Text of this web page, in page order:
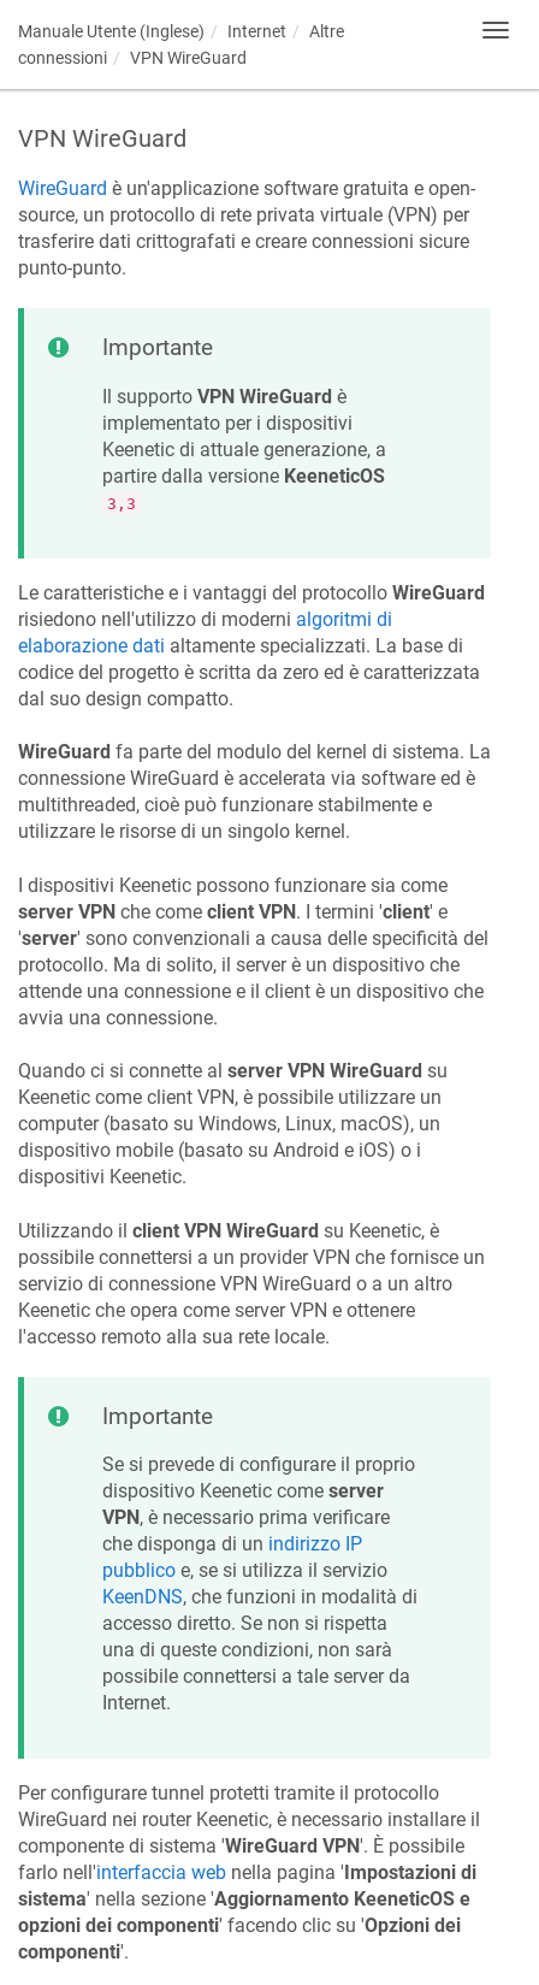
Manuale Utente (Inglese) Internet
Altre
connessioni
VPN WireGuard
VPN WireGuard
WireGuard è un'applicazione software gratuita e open-
source, un protocollo di rete privata virtuale (VPN) per
trasferire dati crittografati e creare connessioni sicure
punto-punto.
Importante
Il supporto VPN WireGuard è
implementato per i dispositivi
Keenetic di attuale generazione, a
partire dalla versione KeeneticOS
3,3
Le caratteristiche e i vantaggi del protocollo WireGuard
risiedono nell'utilizzo di moderni algoritmi di
elaborazione dati altamente specializzati. La base di
codice del progetto è scritta da zero ed è caratterizzata
dal suo design compatto.
WireGuard fa parte del modulo del kernel di sistema. La
connessione WireGuard è accelerata via software ed è
multithreaded, cioè può funzionare stabilmente e
utilizzare le risorse di un singolo kernel.
I dispositivi Keenetic possono funzionare sia come
server VPN che come client VPN. I termini 'client' e
'server' sono convenzionali a causa delle specificità del
protocollo. Ma di solito, il server è un dispositivo che
attende una connessione e il client è un dispositivo che
avvia una connessione.
Quando ci si connette al server VPN WireGuard su
Keenetic come client VPN, è possibile utilizzare un
computer (basato su Windows, Linux, macOS), un
dispositivo mobile (basato su Android e iOS) o i
dispositivi Keenetic.
Utilizzando il client VPN WireGuard su Keenetic, è
possibile connettersi a un provider VPN che fornisce un
servizio di connessione VPN WireGuard o a un altro
Keenetic che opera come server VPN e ottenere
l'accesso remoto alla sua rete locale.
Importante
Se si prevede di configurare il proprio
dispositivo Keenetic come server
VPN, è necessario prima verificare
che disponga di un indirizzo IP
pubblico e, se si utilizza il servizio
KeenDNS, che funzioni in modalità di
accesso diretto. Se non si rispetta
una di queste condizioni, non sarà
possibile connettersi a tale server da
Internet.
Per configurare tunnel protetti tramite il protocollo
WireGuard nei router Keenetic, è necessario installare il
componente di sistema 'WireGuard VPN'. È possibile
farlo nell'interfaccia web nella pagina 'Impostazioni di
sistema' nella sezione 'Aggiornamento KeeneticOS e
opzioni dei componenti' facendo clic su 'Opzioni dei
componenti'.